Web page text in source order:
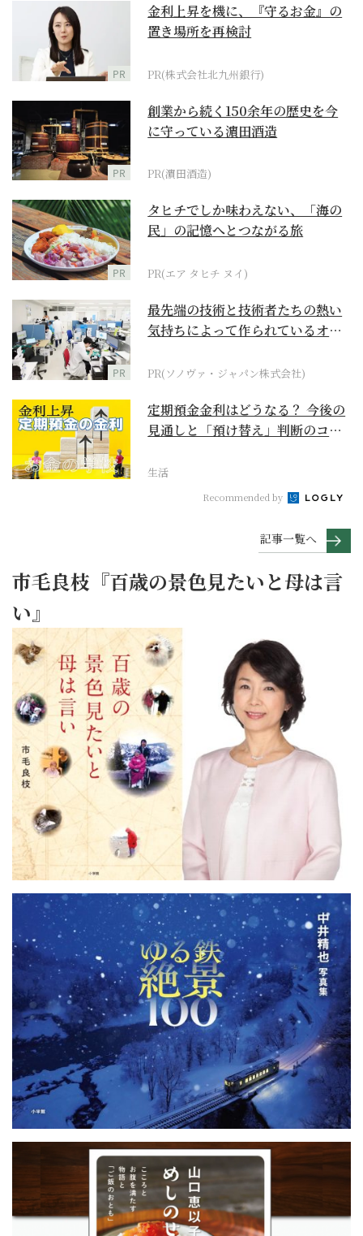
PR
金利上昇を機に、『守るお金』の
置き場所を再検討
PR(株式会社北九州銀行)
PR
創業から続く150余年の歴史を今
に守っている濵田酒造
PR(濵田酒造)
PR
タヒチでしか味わえない、「海の
民」の記憶へとつながる旅
PR(エア タヒチ ヌイ)
PR
最先端の技術と技術者たちの熱い
気持ちによって作られているオー
PR(ソノヴァ・ジャパン株式会社)
定期預金金利はどうなる？ 今後の
見通しと「預け替え」判断のコツ
生活
Recommended by
記事一覧へ
市毛良枝『百歳の景色見たいと母は言
い』